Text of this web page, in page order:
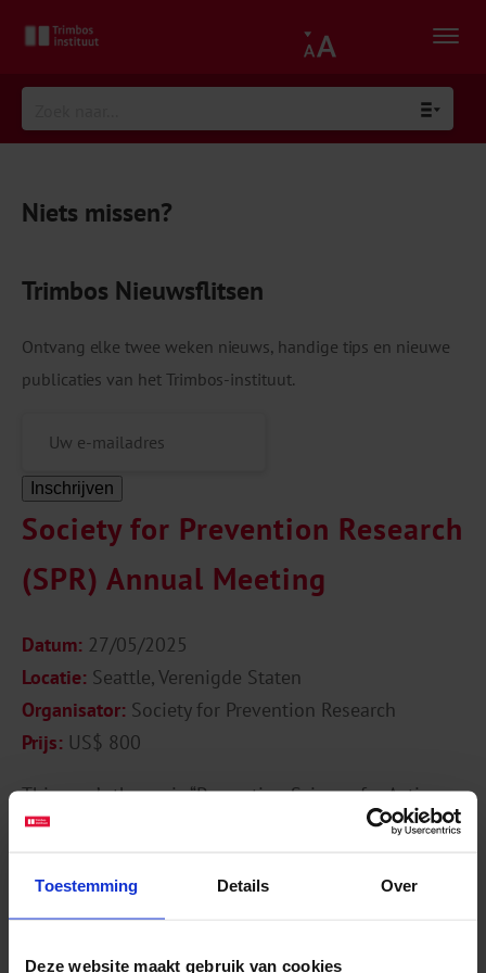
Toestemming Details Over
Deze website maakt gebruik van cookies
Niets missen?
Trimbos Nieuwsflitsen
Ontvang elke twee weken nieuws, handige tips en nieuwe
publicaties van het Trimbos-instituut.
Inschrijven
Society for Prevention Research
(SPR) Annual Meeting
Datum: 27/05/2025
Locatie: Seattle, Verenigde Staten
Organisator: Society for Prevention Research
Prijs: US$ 800
This year’s theme is “Prevention Science for Action:
Leveraging Data Science & Technology to Enhance
The Society for Prevention Research envisions a